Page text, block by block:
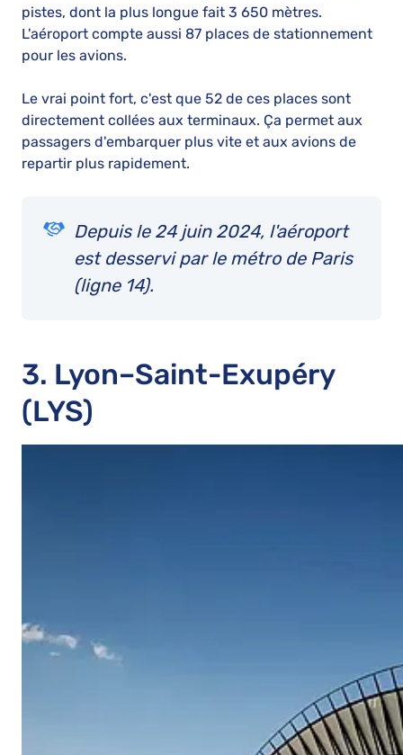
pistes, dont la plus longue fait 3 650 mètres.
L'aéroport compte aussi 87 places de stationnement
pour les avions.
Le vrai point fort, c'est que 52 de ces places sont
directement collées aux terminaux. Ça permet aux
passagers d'embarquer plus vite et aux avions de
repartir plus rapidement.
Depuis le 24 juin 2024, l'aéroport
est desservi par le métro de Paris
(ligne 14).
3. Lyon–Saint-Exupéry
(LYS)